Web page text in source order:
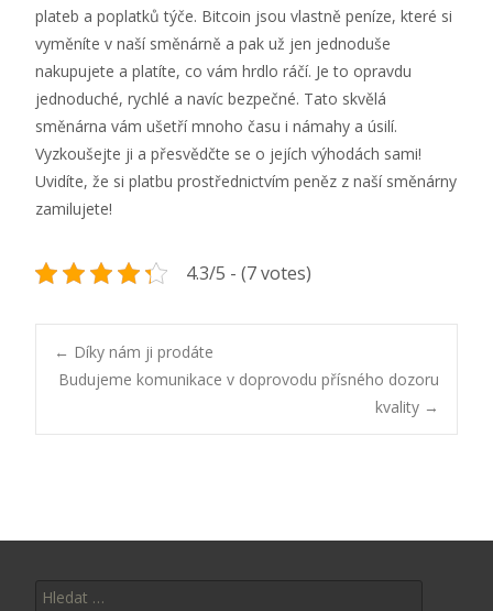
plateb a poplatků týče. Bitcoin jsou vlastně peníze, které si
vyměníte v naší směnárně a pak už jen jednoduše
nakupujete a platíte, co vám hrdlo ráčí. Je to opravdu
jednoduché, rychlé a navíc bezpečné. Tato skvělá
směnárna vám ušetří mnoho času i námahy a úsilí.
Vyzkoušejte ji a přesvědčte se o jejích výhodách sami!
Uvidíte, že si platbu prostřednictvím peněz z naší směnárny
zamilujete!
4.3/5 - (7 votes)
Post
navigation
← Díky nám ji prodáte
Budujeme komunikace v doprovodu přísného dozoru
kvality →